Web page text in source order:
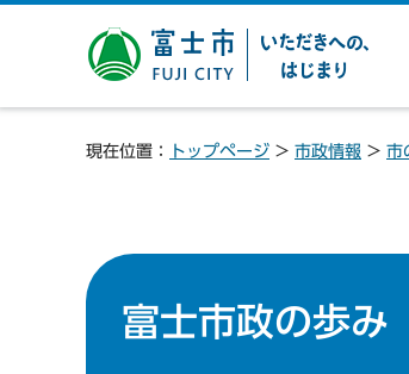
富士市 いただきへの、は
じまり
現在位置： トップページ > 市政情報 > 市
富士市政の歩